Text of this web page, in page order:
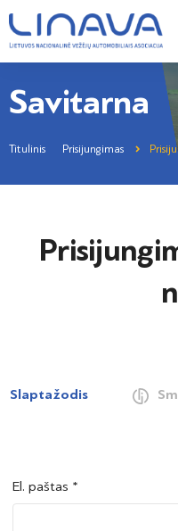
Savitarna
Titulinis Prisijungimas
Slaptažodis
Šalis *
Šalis *
El. paštas *